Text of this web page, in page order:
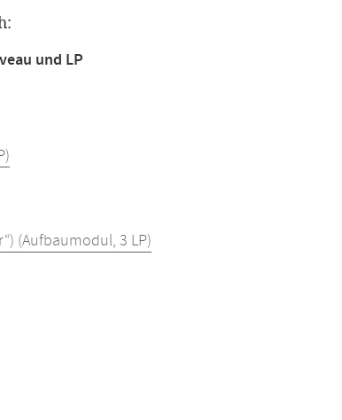
und LP
(Aufbaumodul, 3 LP)